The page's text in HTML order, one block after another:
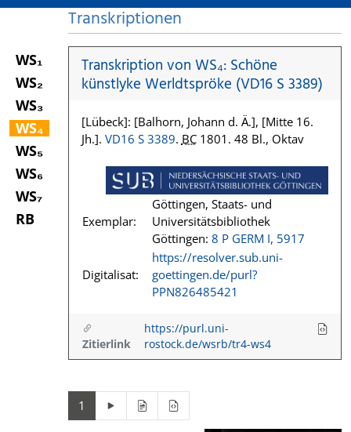
WS₁
WS₂
WS₃
WS₄
WS₅
WS₆
WS₇
RB
Transkriptionen
Transkription von WS₄: Schöne
künstlyke Werldtspröke (VD16 S 3389)
[Lübeck]: [Balhorn, Johann d. Ä.], [Mitte 16.
Jh.]. VD16 S 3389. BC1801. 48 Bl., Oktav
Exemplar:
Göttingen, Staats- und
Universitätsbibliothek
Göttingen: 8 P GERM I, 5917
Digitalisat:
https://resolver.sub.uni-
goettingen.de/purl?
PPN826485421
Zitierlink
https://purl.uni-
rostock.de/wsrb/tr4-ws4
1